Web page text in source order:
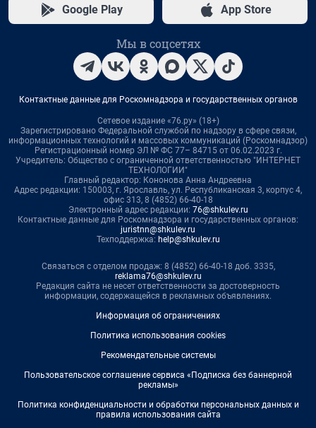
Google Play App Store
Мы в соцсетях
Контактные данные для Роскомнадзора и государственных органов
Сетевое издание «76.ру» (18+)
Зарегистрировано Федеральной службой по надзору в сфере связи,
информационных технологий и массовых коммуникаций (Роскомнадзор)
Регистрационный номер ЭЛ № ФС 77– 84715 от 06.02.2023 г.
Учредитель: Общество с ограниченной ответственностью "ИНТЕРНЕТ
ТЕХНОЛОГИИ"
Главный редактор: Кононова Анна Андреевна
Адрес редакции: 150003, г. Ярославль, ул. Республиканская 3, корпус 4,
офис 313, 8 (4852) 66-40-18
Электронный адрес редакции: 76@shkulev.ru
Контактные данные для Роскомнадзора и государственных органов:
juristnn@shkulev.ru
Техподдержка: help@shkulev.ru
Связаться с отделом продаж: 8 (4852) 66-40-18 доб. 3335,
reklama76@shkulev.ru
Редакция сайта не несет ответственности за достоверность
информации, содержащейся в рекламных объявлениях.
Информация об ограничениях
Политика использования cookies
Рекомендательные системы
Пользовательское соглашение сервиса «Подписка без баннерной
рекламы»
Политика конфиденциальности и обработки персональных данных и
правила использования сайта